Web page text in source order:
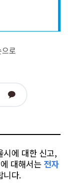
로
카
시에 대한 신고,
대해서는 전자
니다.